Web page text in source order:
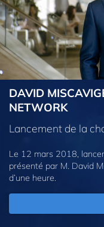
DAVID
NETWORK
Lancement de la
Le 12 mars 2018,
présenté par M. David
d’une heure.